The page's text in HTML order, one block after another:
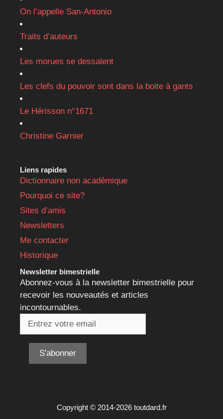
On l’appelle San-Antonio
Traits d’auteurs
Les morues se dessalent
Les clefs du pouvoir sont dans la boite à gants
Le Hérisson n°1671
Christine Garnier
Liens rapides
Dictionnaire non académique
Pourquoi ce site?
Sites d’amis
Newsletters
Me contacter
Historique
Newsletter bimestrielle
Abonnez-vous à la newsletter bimestrielle pour
recevoir les nouveautés et articles
incontournables.
Copyright © 2014-2026 toutdard.fr